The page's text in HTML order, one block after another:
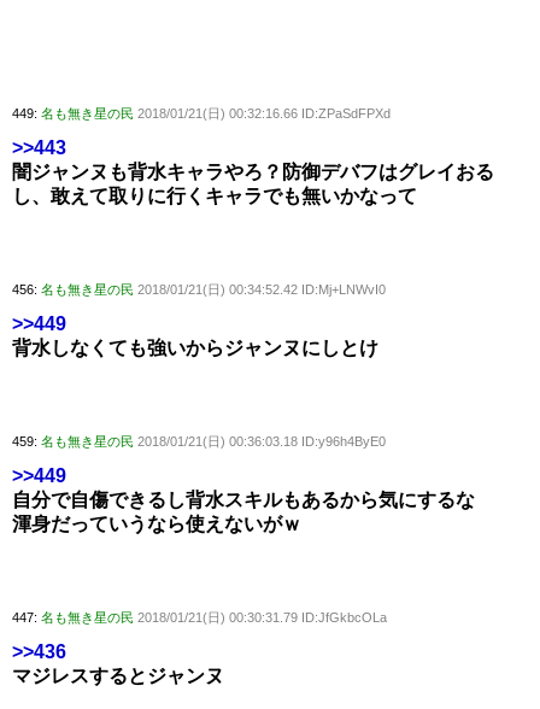
449: 名も無き星の民 2018/01/21(日) 00:32:16.66 ID:ZPaSdFPXd
>>443
闇ジャンヌも背水キャラやろ？防御デバフはグレイおる
し、敢えて取りに行くキャラでも無いかなって
456: 名も無き星の民 2018/01/21(日) 00:34:52.42 ID:Mj+LNWvI0
>>449
背水しなくても強いからジャンヌにしとけ
459: 名も無き星の民 2018/01/21(日) 00:36:03.18 ID:y96h4ByE0
>>449
自分で自傷できるし背水スキルもあるから気にするな
渾身だっていうなら使えないがｗ
447: 名も無き星の民 2018/01/21(日) 00:30:31.79 ID:JfGkbcOLa
>>436
マジレスするとジャンヌ